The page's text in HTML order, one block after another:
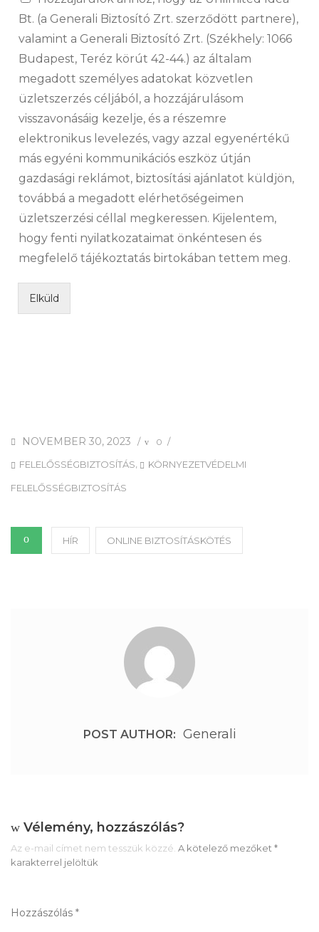
Bt. (a Generali Biztosító Zrt. szerződött partnere),
valamint a Generali Biztosító Zrt. (Székhely: 1066
Budapest, Teréz körút 42-44.) az általam
megadott személyes adatokat közvetlen
üzletszerzés céljából, a hozzájárulásom
visszavonásáig kezelje, és a részemre
elektronikus levelezés, vagy azzal egyenértékű
más egyéni kommunikációs eszköz útján
gazdasági reklámot, biztosítási ajánlatot küldjön,
továbbá a megadott elérhetőségeimen
üzletszerzési céllal megkeressen. Kijelentem,
hogy fenti nyilatkozataimat önkéntesen és
megfelelő tájékoztatás birtokában tettem meg.
Elküld
NOVEMBER 30, 2023 / 0 /
FELELŐSSÉGBIZTOSÍTÁS, KÖRNYEZETVÉDELMI
FELELŐSSÉGBIZTOSÍTÁS
HÍR ONLINE BIZTOSÍTÁSKÖTÉS
POST AUTHOR: Generali
Vélemény, hozzászólás?
Az e-mail címet nem tesszük közzé. A kötelező mezőket*
karakterrel jelöltük
Hozzászólás *